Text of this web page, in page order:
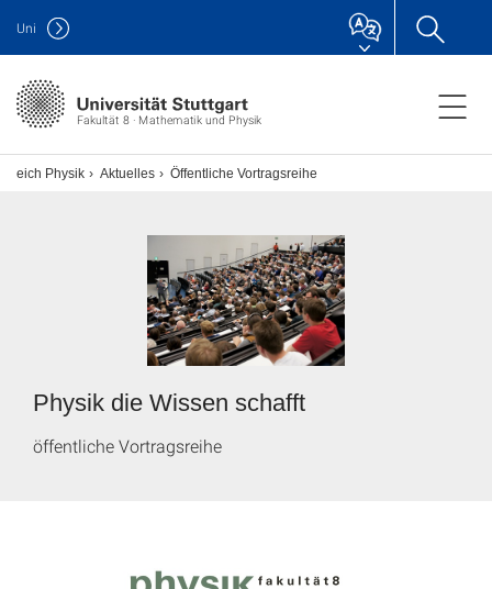
Fakultät 8 · Mathematik und Physik
Uni
Physik Aktuelles Öffentliche Vortragsreihe
Physik die Wissen schafft
öffentliche Vortragsreihe